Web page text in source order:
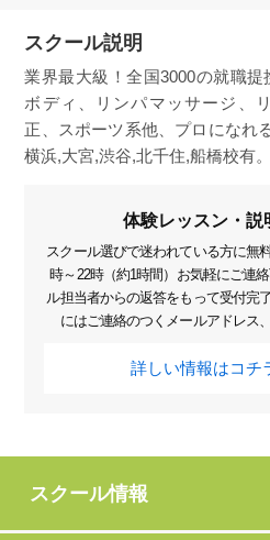
スクール説明
業界最大級！全国3000の就職提
ボディ、リンパマッサージ、
正、スポーツ系他、プロになれ
横浜,大宮,渋谷,北千住,船橋校有。
体験レッスン・説
スクール選びで迷われている方に無
時～22時（約1時間）お気軽にご連
ル担当者からの返答をもって受付完
にはご連絡のつくメールアドレス
詳しい情報はコチ
スクール情報